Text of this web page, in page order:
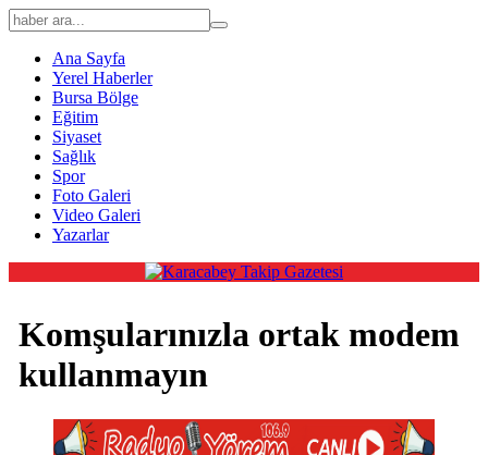
Ana Sayfa
Yerel Haberler
Bursa Bölge
Eğitim
Siyaset
Sağlık
Spor
Foto Galeri
Video Galeri
Yazarlar
Komşularınızla ortak modem
kullanmayın